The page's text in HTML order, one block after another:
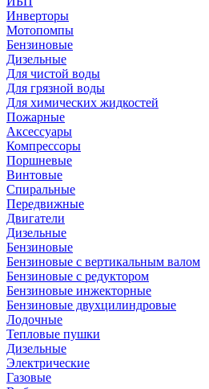
Инверторы
Мотопомпы
Бензиновые
Дизельные
Для чистой воды
Для грязной воды
Для химических жидкостей
Пожарные
Аксессуары
Компрессоры
Поршневые
Винтовые
Спиральные
Передвижные
Двигатели
Дизельные
Бензиновые
Бензиновые с вертикальным валом
Бензиновые с редуктором
Бензиновые инжекторные
Бензиновые двухцилиндровые
Лодочные
Тепловые пушки
Дизельные
Электрические
Газовые